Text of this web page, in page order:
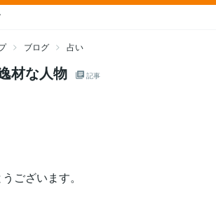
ブログ 占い
材な人物 記事
ございます。